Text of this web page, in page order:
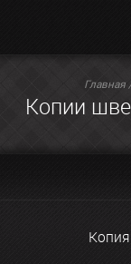
Главная
Копии